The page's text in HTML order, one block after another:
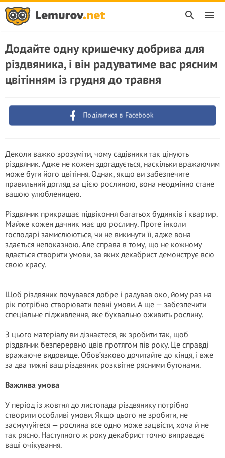
Додайте одну кришечку добрива для
різдвяника, і він радуватиме вас рясним
цвітінням із грудня до травня
Поділитися в Facebook
Деколи важко зрозуміти, чому садівники так цінують
різдвяник. Адже не кожен здогадується, наскільки вражаючим
може бути його цвітіння. Однак, якщо ви забезпечите
правильний догляд за цією рослиною, вона неодмінно стане
вашою улюбленицею.
Різдвяник прикрашає підвіконня багатьох будинків і квартир.
Майже кожен дачник має цю рослину. Проте інколи
господарі замислюються, чи не викинути її, адже вона
здається непоказною. Але справа в тому, що не кожному
вдається створити умови, за яких декабрист демонструє всю
свою красу.
Щоб різдвяник почувався добре і радував око, йому раз на
рік потрібно створювати певні умови. А ще — забезпечити
спеціальне підживлення, яке буквально оживить рослину.
З цього матеріалу ви дізнаєтеся, як зробити так, щоб
різдвяник безперервно цвів протягом пів року. Це справді
вражаюче видовище. Обов’язково дочитайте до кінця, і вже
за два тижні ваш різдвяник розквітне рясними бутонами.
Важлива умова
У період із жовтня до листопада різдвянику потрібно
створити особливі умови. Якщо цього не зробити, не
засмучуйтеся — рослина все одно може зацвісти, хоча й не
так рясно. Наступного ж року декабрист точно виправдає
ваші очікування.